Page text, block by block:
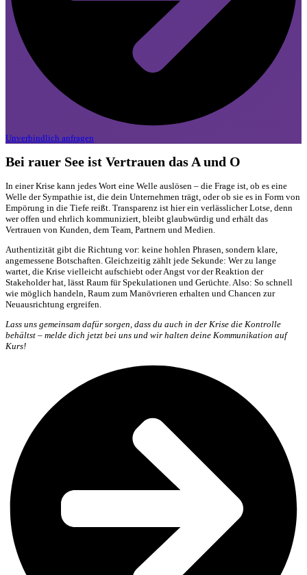
Unverbindlich anfragen
Bei rauer See ist Vertrauen das A und O
In einer Krise kann jedes Wort eine Welle auslösen – die Frage ist, ob es eine
Welle der Sympathie ist, die dein Unternehmen trägt, oder ob sie es in Form von
Empörung in die Tiefe reißt. Transparenz ist hier ein verlässlicher Lotse, denn
wer offen und ehrlich kommuniziert, bleibt glaubwürdig und erhält das
Vertrauen von Kunden, dem Team, Partnern und Medien.
Authentizität gibt die Richtung vor: keine hohlen Phrasen, sondern klare,
angemessene Botschaften. Gleichzeitig zählt jede Sekunde: Wer zu lange
wartet, die Krise vielleicht aufschiebt oder Angst vor der Reaktion der
Stakeholder hat, lässt Raum für Spekulationen und Gerüchte. Also: So schnell
wie möglich handeln, Raum zum Manövrieren erhalten und Chancen zur
Neuausrichtung ergreifen.
Lass uns gemeinsam dafür sorgen, dass du auch in der Krise die Kontrolle
behältst – melde dich jetzt bei uns und wir halten deine Kommunikation auf
Kurs!